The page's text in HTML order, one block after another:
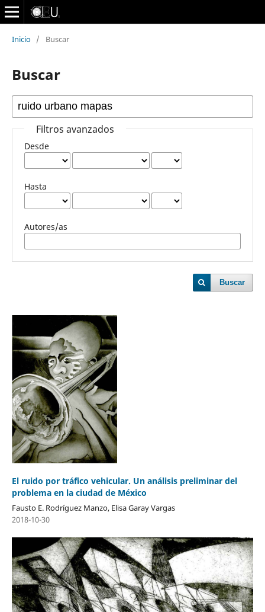
Inicio / Buscar
Buscar
Filtros avanzados
Desde
Hasta
Autores/as
Buscar
El ruido por tráfico vehicular. Un análisis preliminar del
problema en la ciudad de México
Fausto E. Rodríguez Manzo, Elisa Garay Vargas
2018-10-30